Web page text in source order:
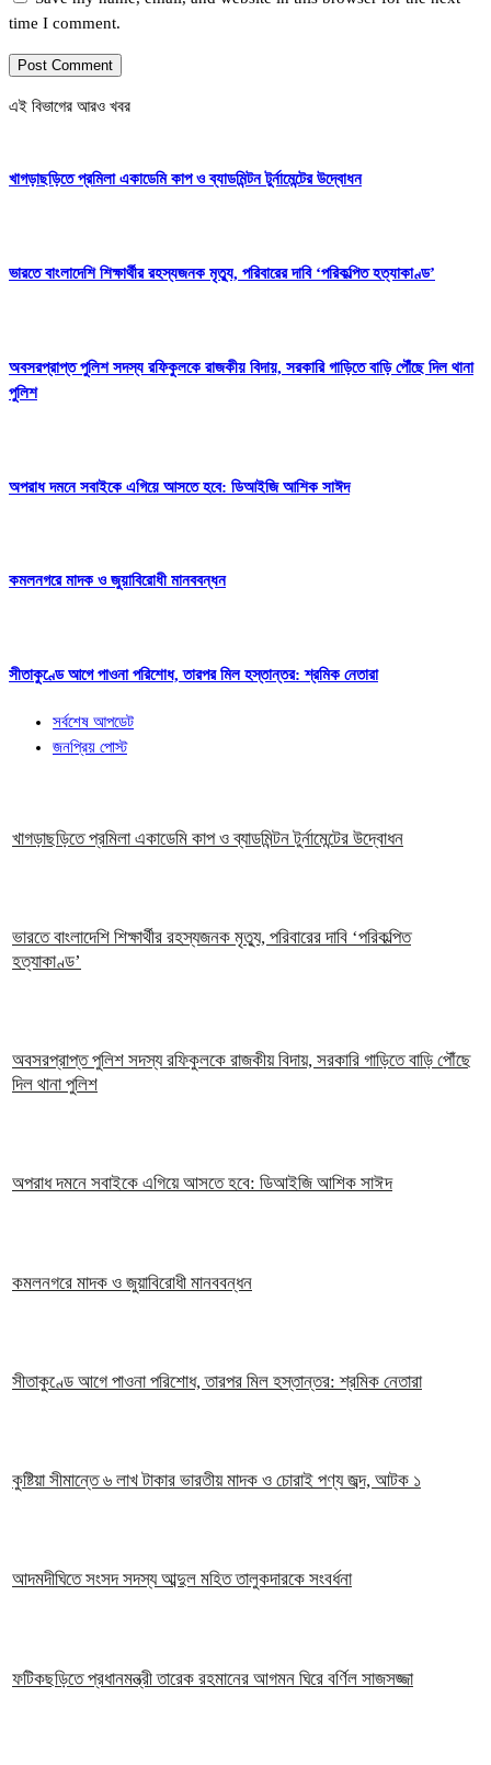
time I comment.
এই বিভাগের আরও খবর
খাগড়াছড়িতে প্রমিলা একাডেমি কাপ ও ব্যাডমিন্টন টুর্নামেন্টের উদ্বোধন
ভারতে বাংলাদেশি শিক্ষার্থীর রহস্যজনক মৃত্যু, পরিবারের দাবি ‘পরিকল্পিত হত্যাকাণ্ড’
অবসরপ্রাপ্ত পুলিশ সদস্য রফিকুলকে রাজকীয় বিদায়, সরকারি গাড়িতে বাড়ি পৌঁছে দিল থানা
পুলিশ
অপরাধ দমনে সবাইকে এগিয়ে আসতে হবে: ডিআইজি আশিক সাঈদ
কমলনগরে মাদক ও জুয়াবিরোধী মানববন্ধন
সীতাকুণ্ডে আগে পাওনা পরিশোধ, তারপর মিল হস্তান্তর: শ্রমিক নেতারা
সর্বশেষ আপডেট
জনপ্রিয় পোস্ট
খাগড়াছড়িতে প্রমিলা একাডেমি কাপ ও ব্যাডমিন্টন টুর্নামেন্টের উদ্বোধন
ভারতে বাংলাদেশি শিক্ষার্থীর রহস্যজনক মৃত্যু, পরিবারের দাবি ‘পরিকল্পিত
হত্যাকাণ্ড’
অবসরপ্রাপ্ত পুলিশ সদস্য রফিকুলকে রাজকীয় বিদায়, সরকারি গাড়িতে বাড়ি পৌঁছে
দিল থানা পুলিশ
অপরাধ দমনে সবাইকে এগিয়ে আসতে হবে: ডিআইজি আশিক সাঈদ
কমলনগরে মাদক ও জুয়াবিরোধী মানববন্ধন
সীতাকুণ্ডে আগে পাওনা পরিশোধ, তারপর মিল হস্তান্তর: শ্রমিক নেতারা
কুষ্টিয়া সীমান্তে ৬ লাখ টাকার ভারতীয় মাদক ও চোরাই পণ্য জব্দ, আটক ১
আদমদীঘিতে সংসদ সদস্য আব্দুল মহিত তালুকদারকে সংবর্ধনা
ফটিকছড়িতে প্রধানমন্ত্রী তারেক রহমানের আগমন ঘিরে বর্ণিল সাজসজ্জা